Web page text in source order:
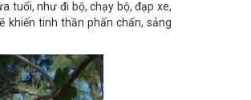
tuổi, như đi bộ, chạy bộ, đạp xe,
khiến tinh thần phấn chấn, sảng